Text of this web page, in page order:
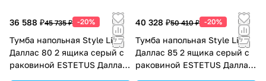
36 588 ₽45 735 ₽ -20%
Тумба напольная Style Line
Даллас 80 2 ящика серый с
раковиной ESTETUS Даллас
40 328 ₽50 410 ₽ -20%
Тумба напольная Style Line
Даллас 85 2 ящика серый с
раковиной ESTETUS Даллас